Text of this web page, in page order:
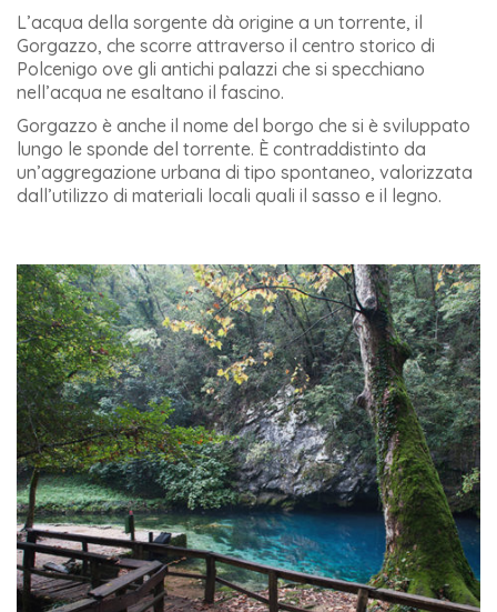
L’acqua della sorgente dà origine a un torrente, il
Gorgazzo, che scorre attraverso il centro storico di
Polcenigo ove gli antichi palazzi che si specchiano
nell’acqua ne esaltano il fascino.
Gorgazzo è anche il nome del borgo che si è sviluppato
lungo le sponde del torrente. È contraddistinto da
un’aggregazione urbana di tipo spontaneo, valorizzata
dall’utilizzo di materiali locali quali il sasso e il legno.